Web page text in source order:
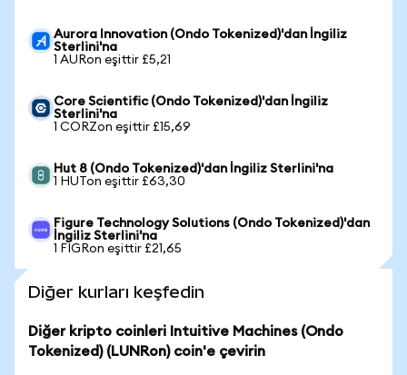
Aurora Innovation (Ondo Tokenized)'dan İngiliz
Sterlini'na
1 AURon eşittir £5,21
Core Scientific (Ondo Tokenized)'dan İngiliz
Sterlini'na
1 CORZon eşittir £15,69
Hut 8 (Ondo Tokenized)'dan İngiliz Sterlini'na
1 HUTon eşittir £63,30
Figure Technology Solutions (Ondo Tokenized)'dan
İngiliz Sterlini'na
1 FIGRon eşittir £21,65
Diğer kurları keşfedin
Diğer kripto coinleri Intuitive Machines (Ondo
Tokenized) (LUNRon) coin'e çevirin